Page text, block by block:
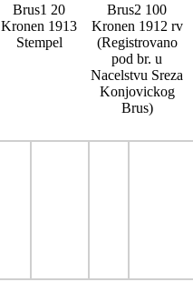
Brus1 20
Kronen 1913
Stempel
Brus2 100
Kronen 1912 rv
(Registrovano
pod br. u
Nacelstvu Sreza
Konjovickog
Brus)